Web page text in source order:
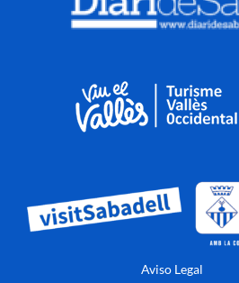
Aviso Legal